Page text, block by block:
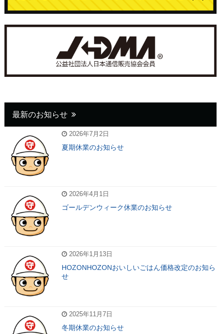
最新のお知らせ
2026年7月2日
夏期休業のお知らせ
2026年4月1日
ゴールデンウィーク休業のお知らせ
2026年1月13日
HOZONHOZONおいしいごはん価格改定のお知ら
せ
2025年11月7日
冬期休業のお知らせ